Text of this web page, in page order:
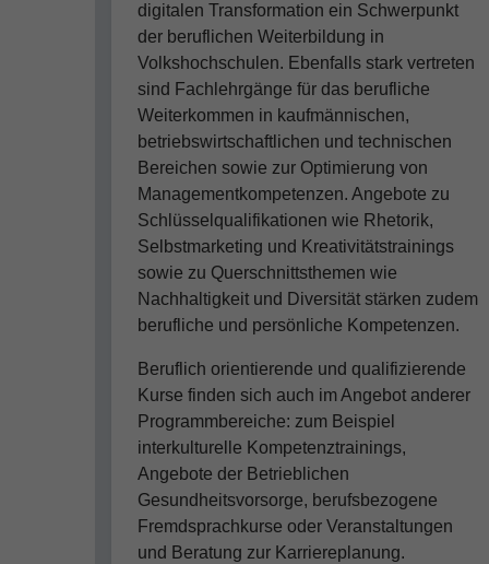
digitalen Transformation ein Schwerpunkt
der beruflichen Weiterbildung in
Volkshochschulen. Ebenfalls stark vertreten
sind Fachlehrgänge für das berufliche
Weiterkommen in kaufmännischen,
betriebswirtschaftlichen und technischen
Bereichen sowie zur Optimierung von
Managementkompetenzen. Angebote zu
Schlüsselqualifikationen wie Rhetorik,
Selbstmarketing und Kreativitätstrainings
sowie zu Querschnittsthemen wie
Nachhaltigkeit und Diversität stärken zudem
berufliche und persönliche Kompetenzen.
Beruflich orientierende und qualifizierende
Kurse finden sich auch im Angebot anderer
Programmbereiche: zum Beispiel
interkulturelle Kompetenztrainings,
Angebote der Betrieblichen
Gesundheitsvorsorge, berufsbezogene
Fremdsprachkurse oder Veranstaltungen
und Beratung zur Karriereplanung.